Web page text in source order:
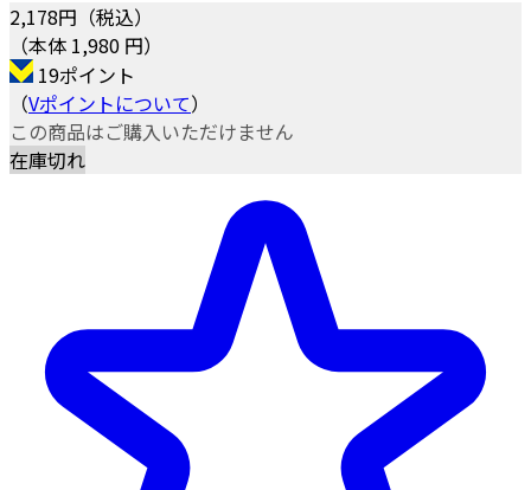
2,178円（税込）
（本体 1,980 円）
19ポイント
（Vポイントについて）
この商品はご購入いただけません
在庫切れ